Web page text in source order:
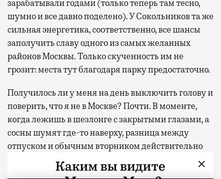
зарабатывали годами (только теперь там тесно,
шумно и все давно поделено). У Сокольников та же
сильная энергетика, соответственно, все шансы
заполучить славу одного из самых желанных
районов Москвы. Только скученность им не
грозит: места тут благодаря парку предостаточно.
Получилось ли у меня на день выключить голову и
поверить, что я не в Москве? Почти. В моменте,
когда лежишь в шезлонге с закрытыми глазами, а
сосны шумят где-то наверху, разница между
отпуском и обычным вторником действительно
стирается. Домой я вернулась пешком, а не через
аэропорт, но ощущение осталось то же — будто
×